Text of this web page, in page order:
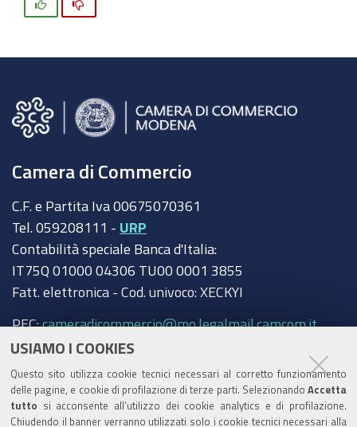
USIAMO I COOKIES
Questo sito utilizza cookie tecnici necessari al corretto funzionamento
delle pagine, e cookie di profilazione di terze parti. Selezionando Accetta
tutto si acconsente all’utilizzo dei cookie analytics e di profilazione.
Chiudendo il banner verranno utilizzati solo i cookie tecnici necessari alla
Camera di Commercio
C.F. e Partita Iva 00675070361
Tel. 059208111 - URP
Contabilità speciale Banca d'Italia:
IT75Q 01000 04306 TU00 0001 3855
Fatt. elettronica - Cod. univoco: XECKYI
PEC:cameradicommercio@mo.legalmail.camcom.it
Trasparenza
Amministrazione trasparente
Albo Camerale